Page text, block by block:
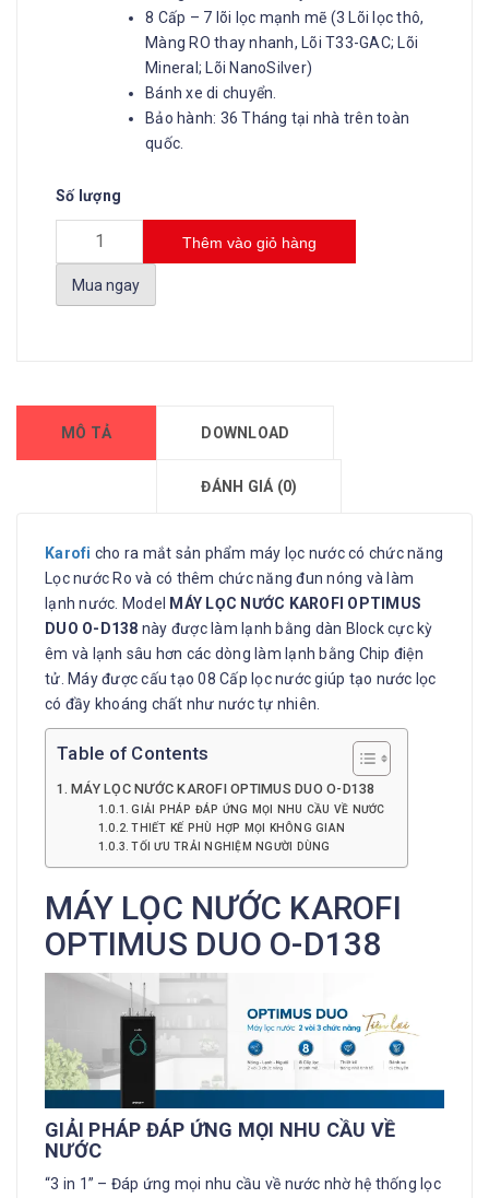
8 Cấp – 7 lõi lọc mạnh mẽ (3 Lõi lọc thô,
Màng RO thay nhanh, Lõi T33-GAC; Lõi
Mineral; Lõi NanoSilver)
Bánh xe di chuyển.
Bảo hành: 36 Tháng tại nhà trên toàn
quốc.
Số lượng
Thêm vào giỏ hàng
Mua ngay
MÔ TẢ DOWNLOAD
ĐÁNH GIÁ (0)
Karofi cho ra mắt sản phẩm máy lọc nước có chức năng
Lọc nước Ro và có thêm chức năng đun nóng và làm
lạnh nước. Model
MÁY LỌC NƯỚC KAROFI OPTIMUS
DUO O-D138 này được làm lạnh bằng dàn Block cực kỳ
êm và lạnh sâu hơn các dòng làm lạnh bằng Chip điện
tử. Máy được cấu tạo 08 Cấp lọc nước giúp tạo nước lọc
có đầy khoáng chất như nước tự nhiên.
Table of Contents
MÁY LỌC NƯỚC KAROFI OPTIMUS DUO O-D138
GIẢI PHÁP ĐÁP ỨNG MỌI NHU CẦU VỀ NƯỚC
THIẾT KẾ PHÙ HỢP MỌI KHÔNG GIAN
TỐI ƯU TRẢI NGHIỆM NGƯỜI DÙNG
MÁY LỌC NƯỚC KAROFI
OPTIMUS DUO O-D138
GIẢI PHÁP ĐÁP ỨNG MỌI NHU CẦU VỀ
NƯỚC
“3 in 1” – Đáp ứng mọi nhu cầu về nước nhờ hệ thống lọc